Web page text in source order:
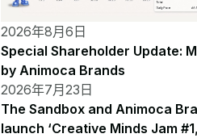
2026年8月6日
Special Shareholder Update:
by Animoca Brands
2026年7月23日
The Sandbox and Animoca
launch ‘Creative Minds Jam #1,